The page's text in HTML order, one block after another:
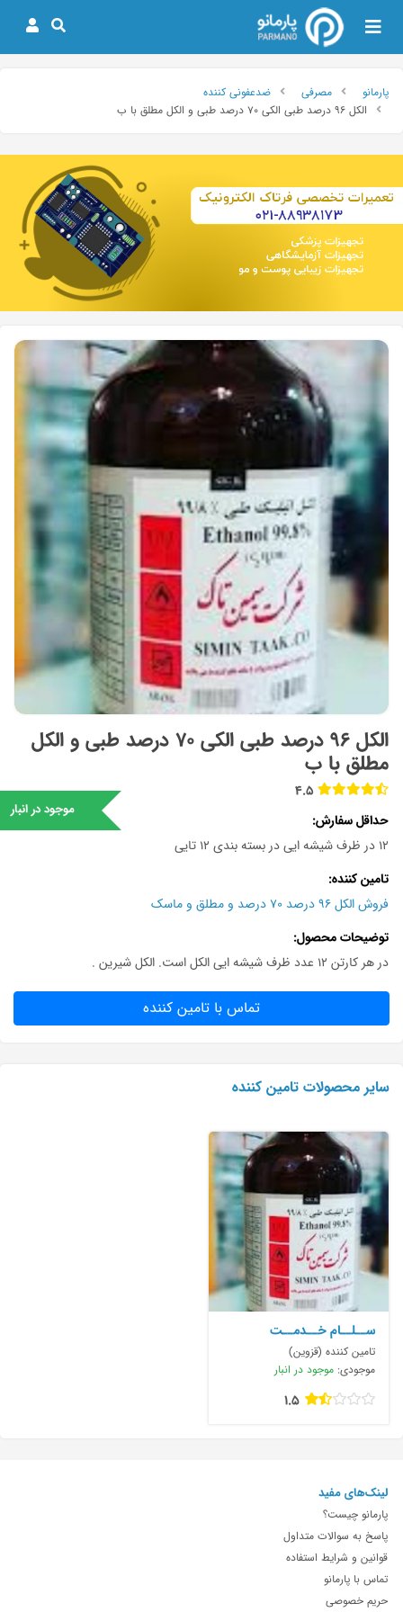
پارمانو مصرفی
ضدعفونی کننده
الکل ۹۶ درصد طبی الکی ۷۰ درصد طبی و الکل مطلق با ب
الکل ۹۶ درصد طبی الکی ۷۰ درصد طبی و الکل
مطلق با ب
4.5
موجود در انبار
حداقل سفارش
12 در ظرف شیشه ایی در بسته بندی ۱۲ تایی
تامین کننده
فروش الکل ۹۶ درصد ۷۰ درصد و مطلق و ماسک
توضیحات محصول
در هر کارتن ۱۲ عدد ظرف شیشه ایی الکل است. الکل شیرین .
تماس با تامین کننده
سایر محصولات تامین کننده
ســلــام خــدمــت
همــڪــارانــ
تامین کننده (قزوین)
موجودی: موجود در انبار
1.5
لینک‌های مفید
پارمانو چیست؟
پاسخ به سوالات متداول
قوانین و شرایط استفاده
تماس با پارمانو
حریم خصوصی